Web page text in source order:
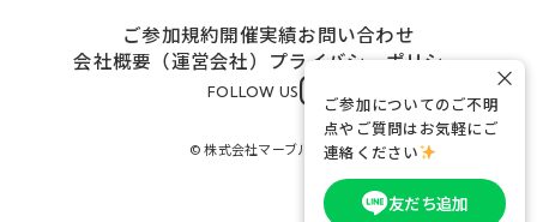
ご参加規約開催実績お問い合わせ
会社概要（運営会社） プライバシーポリシー
FOLLOW US
© 株式会社マーブル&コー
ご参加についてのご不明
点やご質問はお気軽にご
連絡ください
友だち追加
×